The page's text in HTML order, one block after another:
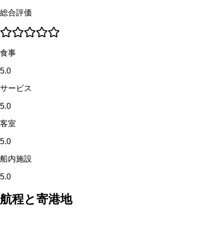
総合評価
食事
5.0
サービス
5.0
客室
5.0
船内施設
5.0
航程と寄港地